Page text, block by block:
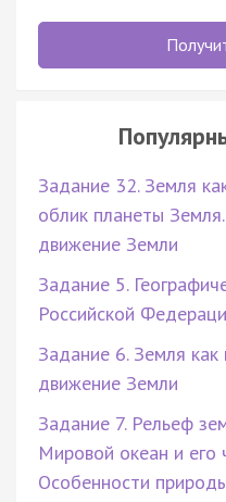
Задание 32. Земля
облик планеты
движение Земли
Задание 5.
Российской
Задание 6. Земля
движение Земли
Задание 7. Рельеф
Мировой океан и его
Особенности